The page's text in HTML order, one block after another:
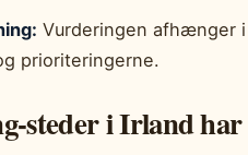
Vurderingen afhænger
prioriteringerne.
steder i Irland har